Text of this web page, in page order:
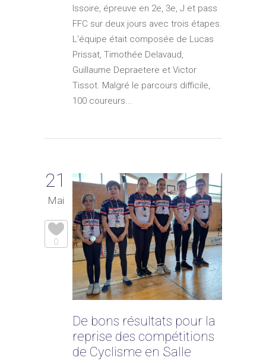
Issoire, épreuve en 2e, 3e, J et pass
FFC sur deux jours avec trois étapes.
L'équipe était composée de Lucas
Prissat, Timothée Delavaud,
Guillaume Depraetere et Victor
Tissot. Malgré le parcours difficile,
100 coureurs...
21
Mai
0
De bons résultats pour la
reprise des compétitions
de Cyclisme en Salle